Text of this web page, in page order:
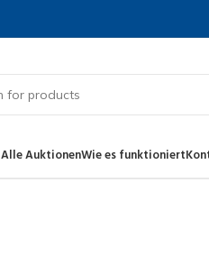
Alle AuktionenWie es funktioniert